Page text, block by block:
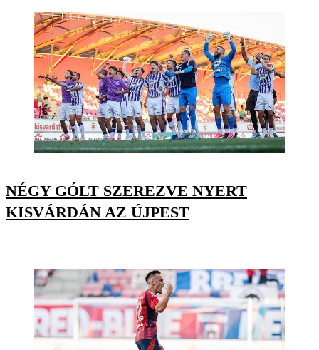
NÉGY GÓLT SZEREZVE NYERT
KISVÁRDÁN AZ ÚJPEST